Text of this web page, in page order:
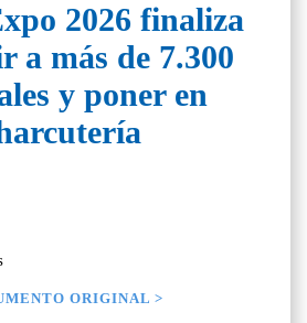
2026 finaliza
a más de 7.300
y poner en
ORIGINAL >